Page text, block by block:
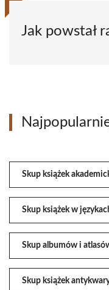
Jak powstał
Skup książek
Skup książek w
Skup albumów i
Skup książek